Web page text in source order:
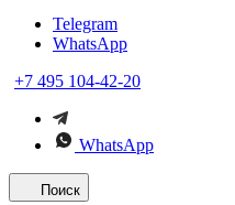
Telegram
WhatsApp
+7 495 104-42-20
WhatsApp
Поиск